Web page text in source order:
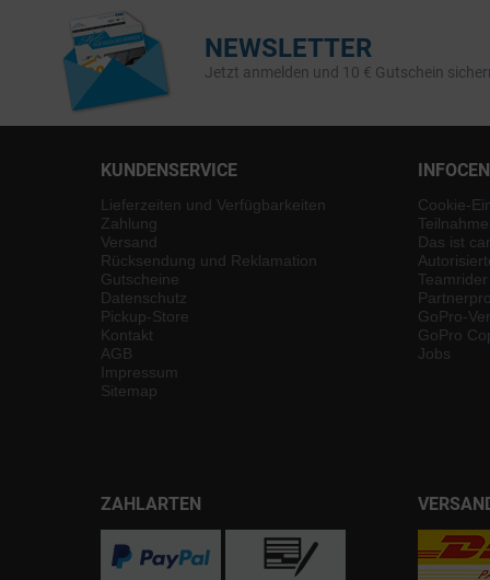
NEWSLETTER
Jetzt anmelden und 10 € Gutschein
KUNDENSERVICE
Lieferzeiten und Verfügbarkeiten
Zahlung
Versand
Rücksendung und Reklamation
Gutscheine
Datenschutz
Pickup-Store
Kontakt
AGB
Impressum
Sitemap
Cookie-
Das ist
Teamrider
GoPro-
GoPro
Jobs
ZAHLARTEN